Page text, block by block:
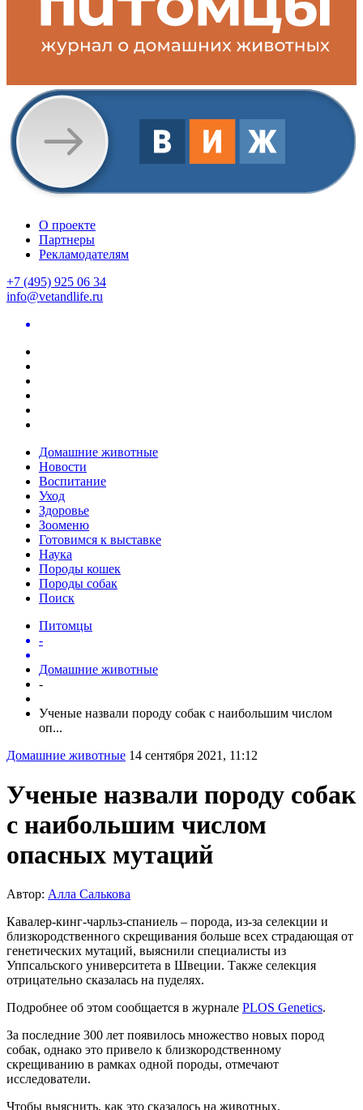
О проекте
Партнеры
Рекламодателям
+7 (495) 925 06 34
info@vetandlife.ru
Домашние животные
Новости
Воспитание
Уход
Здоровье
Зооменю
Готовимся к выставке
Наука
Породы кошек
Породы собак
Поиск
Питомцы
-
Домашние животные
-
Ученые назвали породу собак с наибольшим числом
оп...
Домашние животные 14 сентября 2021, 11:12
Ученые назвали породу собак
с наибольшим числом
опасных мутаций
Автор: Алла Салькова
Кавалер-кинг-чарльз-спаниель – порода, из-за селекции и
близкородственного скрещивания больше всех страдающая от
генетических мутаций, выяснили специалисты из
Уппсальского университета в Швеции. Также селекция
отрицательно сказалась на пуделях.
Подробнее об этом сообщается в журнале PLOS Genetics.
За последние 300 лет появилось множество новых пород
собак, однако это привело к близкородственному
скрещиванию в рамках одной породы, отмечают
исследователи.
Чтобы выяснить, как это сказалось на животных,